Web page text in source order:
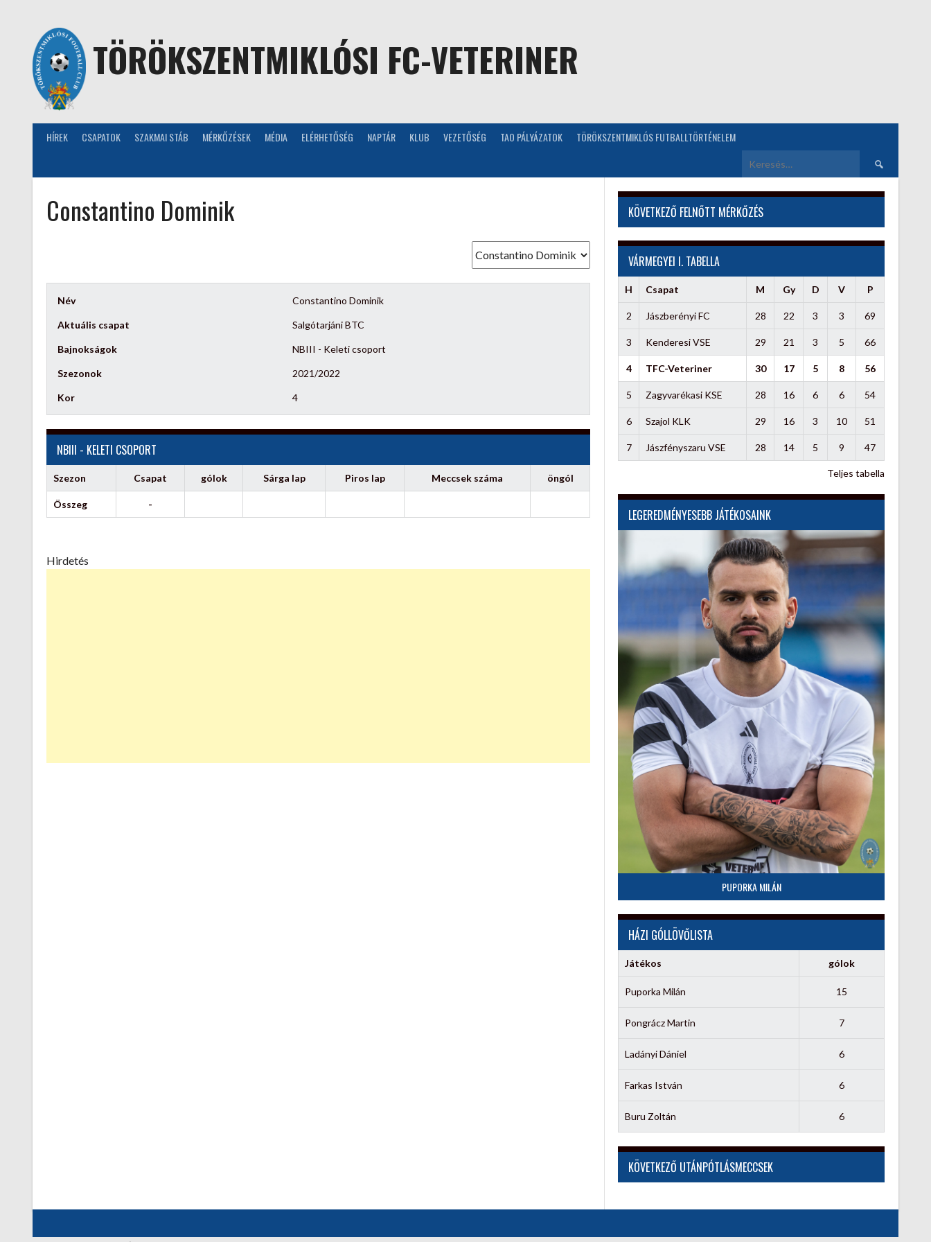
TÖRÖKSZENTMIKLÓSI FC-VETERINER
HÍREK CSAPATOK SZAKMAI STÁB MÉRKŐZÉSEK MÉDIA ELÉRHETŐSÉG NAPTÁR KLUB VEZETŐSÉG TAO PÁLYÁZATOK TÖRÖKSZENTMIKLÓS FUTBALLTÖRTÉNELEM
Keresés:
Constantino Dominik
Név Constantino Dominik
Aktuális csapat Salgótarjáni BTC
Bajnokságok NBIII - Keleti csoport
Szezonok 2021/2022
Kor 4
NBIII - KELETI CSOPORT
Szezon Csapat gólok Sárga lap Piros lap Meccsek száma öngól
Összeg -
Hirdetés
KÖVETKEZŐ FELNŐTT MÉRKŐZÉS
VÁRMEGYEI I. TABELLA
H Csapat M Gy D V P
2 Jászberényi FC 28 22 3 3 69
3 Kenderesi VSE 29 21 3 5 66
4 TFC-Veteriner 30 17 5 8 56
5 Zagyvarékasi KSE 28 16 6 6 54
6 Szajol KLK 29 16 3 10 51
7 Jászfényszaru VSE 28 14 5 9 47
Teljes tabella
LEGEREDMÉNYESEBB JÁTÉKOSAINK
PUPORKA MILÁN
HÁZI GÓLLÖVŐLISTA
Játékos gólok
Puporka Milán 15
Pongrácz Martin 7
Ladányi Dániel 6
Farkas István 6
Buru Zoltán 6
KÖVETKEZŐ UTÁNPÓTLÁSMECCSEK